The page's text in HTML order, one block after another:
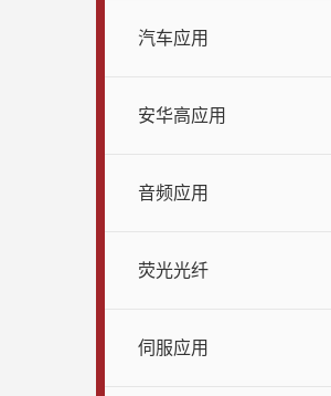
汽车应用
安华高应用
音频应用
荧光光纤
伺服应用